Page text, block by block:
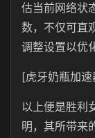
估当前网络状
数，不仅可直
调整设置以优
[虎牙奶瓶加速
以上便是胜利
明，其所带来